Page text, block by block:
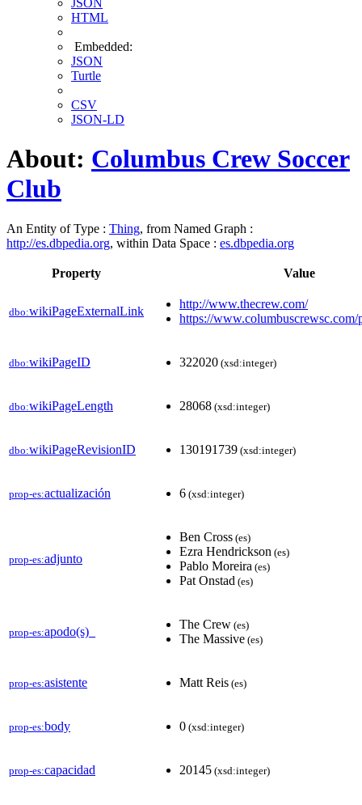
JSON
HTML
Embedded:
JSON
Turtle
CSV
JSON-LD
About: Columbus Crew Soccer
Club
An Entity of Type : Thing, from Named Graph :
http://es.dbpedia.org, within Data Space : es.dbpedia.org
Property Value
dbo:wikiPageExternalLink
http://www.thecrew.com/
https://www.columbuscrewsc.com/
dbo:wikiPageID 322020 (xsd:integer)
dbo:wikiPageLength 28068 (xsd:integer)
dbo:wikiPageRevisionID 130191739 (xsd:integer)
prop-es:actualización 6 (xsd:integer)
prop-es:adjunto
Ben Cross (es)
Ezra Hendrickson (es)
Pablo Moreira (es)
Pat Onstad (es)
prop-es:apodo(s)_
The Crew (es)
The Massive (es)
prop-es:asistente Matt Reis (es)
prop-es:body 0 (xsd:integer)
prop-es:capacidad 20145 (xsd:integer)